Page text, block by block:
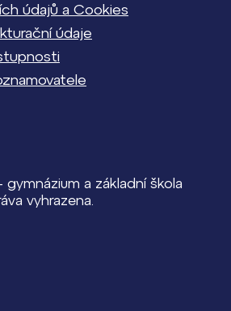
údajů a Cookies
údaje
a základní škola
vyhrazena.